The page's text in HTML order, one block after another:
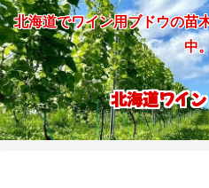
北海道でワイン用ブドウの苗
中
北海道ワイ